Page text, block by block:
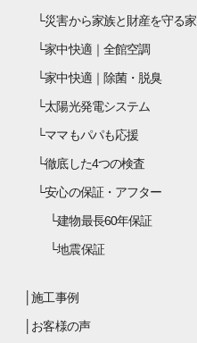
災害から家族と財産を守る家
家中快適｜全館空調
家中快適｜除菌・脱臭
太陽光発電システム
ママもパパも応援
徹底した4つの検査
安心の保証・アフター
建物最長60年保証
地震保証
施工事例
お客様の声